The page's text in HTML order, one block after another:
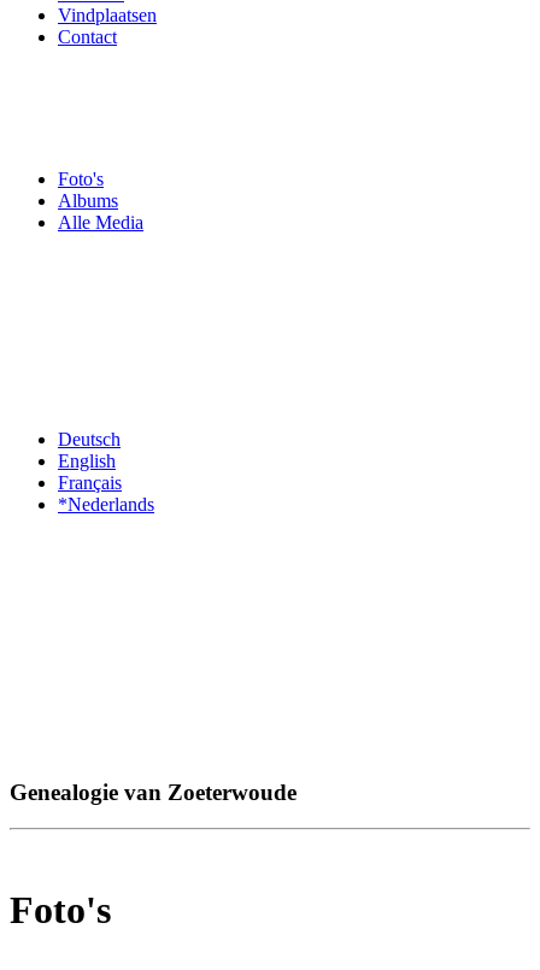
Foto's
Albums
Alle Media
Vindplaatsen
Contact
Deutsch
English
Français
*Nederlands
Genealogie van Zoeterwoude
Foto's